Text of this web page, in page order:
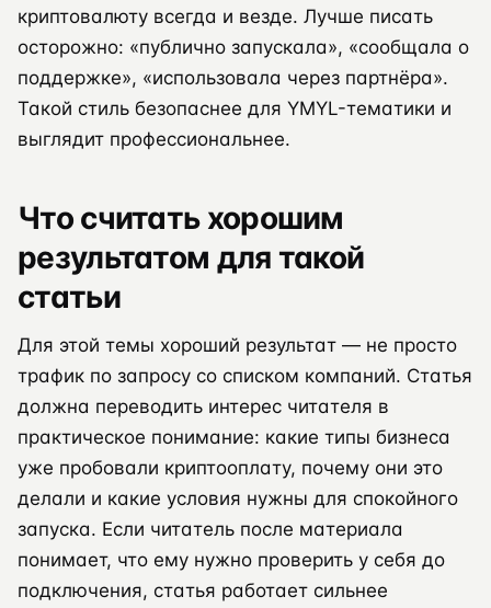
криптовалюту всегда и везде. Лучше писать
осторожно: «публично запускала», «сообщала о
поддержке», «использовала через партнёра».
Такой стиль безопаснее для YMYL-тематики и
выглядит профессиональнее.
Что считать хорошим
результатом для такой
статьи
Для этой темы хороший результат — не просто
трафик по запросу со списком компаний. Статья
должна переводить интерес читателя в
практическое понимание: какие типы бизнеса
уже пробовали криптооплату, почему они это
делали и какие условия нужны для спокойного
запуска. Если читатель после материала
понимает, что ему нужно проверить у себя до
подключения, статья работает сильнее